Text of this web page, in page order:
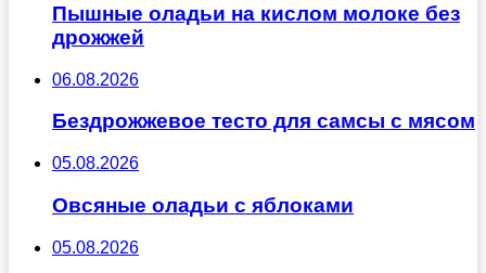
Пышные оладьи на кислом молоке без
дрожжей
06.08.2026
Бездрожжевое тесто для самсы с мясом
05.08.2026
Овсяные оладьи с яблоками
05.08.2026